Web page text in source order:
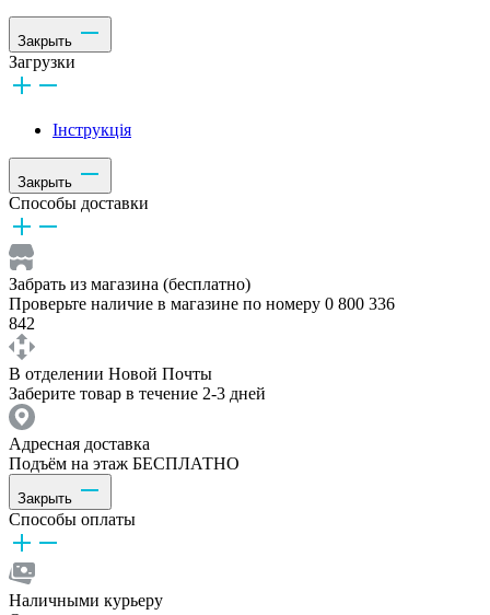
Закрыть
Загрузки
Інструкція
Закрыть
Способы доставки
Забрать из магазина (бесплатно)
Проверьте наличие в магазине по номеру 0 800 336
842
В отделении Новой Почты
Заберите товар в течение 2-3 дней
Адресная доставка
Подъём на этаж БЕСПЛАТНО
Закрыть
Способы оплаты
Наличными курьеру